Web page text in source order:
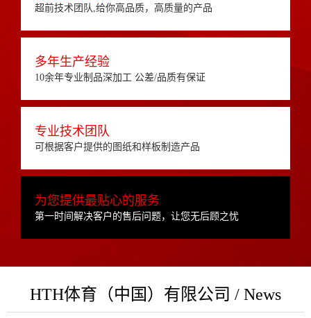
超前技术团队,给你高品质，高质量的产品
多年生产经验
10余年专业制品深加工 公差/品质有保证
专业技术团队
可根据客户提供的图纸和样板制造产品
为您提供最贴心的服务
第一时间解决客户的售后问题，让您无后顾之忧
HTH体育（中国）有限公司 / News